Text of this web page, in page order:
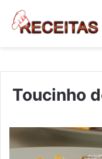
Toucinho